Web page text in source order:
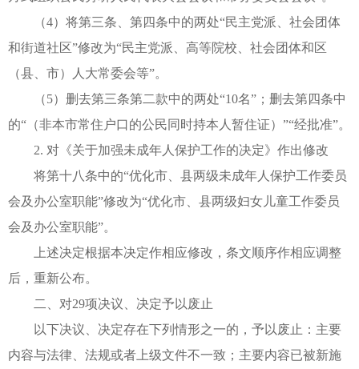
（4）将第三条、第四条中的两处“民主党派、社会团体
和街道社区”修改为“民主党派、高等院校、社会团体和区
（县、市）人大常委会等”。
（5）删去第三条第二款中的两处“10名”；删去第四条中
的“（非本市常住户口的公民同时持本人暂住证）”“经批准”。
2. 对《关于加强未成年人保护工作的决定》作出修改
将第十八条中的“优化市、县两级未成年人保护工作委员
会及办公室职能”修改为“优化市、县两级妇女儿童工作委员
会及办公室职能”。
上述决定根据本决定作相应修改，条文顺序作相应调整
后，重新公布。
二、对29项决议、决定予以废止
以下决议、决定存在下列情形之一的，予以废止：主要
内容与法律、法规或者上级文件不一致；主要内容已被新施